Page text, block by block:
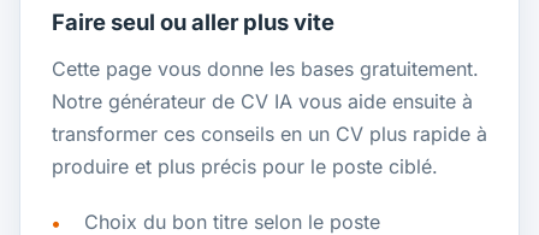
Faire seul ou aller plus vite
Cette page vous donne les bases gratuitement.
Notre générateur de CV IA vous aide ensuite à
transformer ces conseils en un CV plus rapide à
produire et plus précis pour le poste ciblé.
Choix du bon titre selon le poste